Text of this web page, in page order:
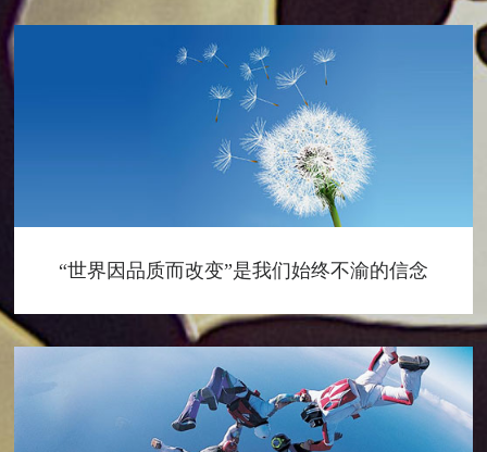
“世界因品质而改变”是我们始终不渝的信念